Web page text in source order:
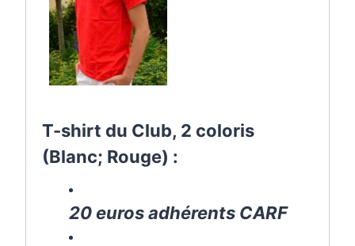
T-shirt du Club, 2 coloris
(Blanc; Rouge) :
20 euros adhérents CARF